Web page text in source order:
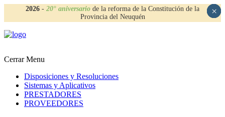
2026 - 20° aniversario de la reforma de la Constitución de la
Provincia del Neuquén
Cerrar Menu
Disposiciones y Resoluciones
Sistemas y Aplicativos
PRESTADORES
PROVEEDORES
×
×
×
×